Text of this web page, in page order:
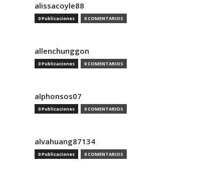
alissacoyle88
0 Publicaciones 0 COMENTARIOS
allenchunggon
0 Publicaciones 0 COMENTARIOS
alphonsos07
0 Publicaciones 0 COMENTARIOS
alvahuang87134
0 Publicaciones 0 COMENTARIOS